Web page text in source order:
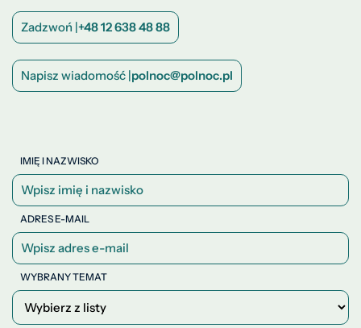
Zadzwoń |+48 12 638 48 88
Napisz wiadomość |polnoc@polnoc.pl
IMIĘ I NAZWISKO
ADRES E-MAIL
WYBRANY TEMAT